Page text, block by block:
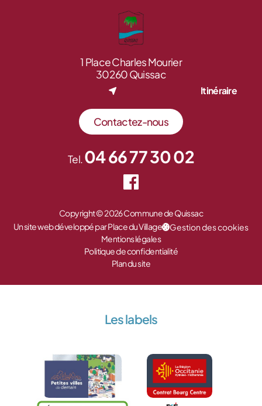
1 Place Charles Mourier
30260 Quissac
Itinéraire
Contactez-nous
Tel.04 66 77 30 02
Copyright © 2026 Commune de Quissac
Un site web développé par Place du Village
Gestion des cookies
Mentions légales
Politique de confidentialité
Plan du site
Les labels